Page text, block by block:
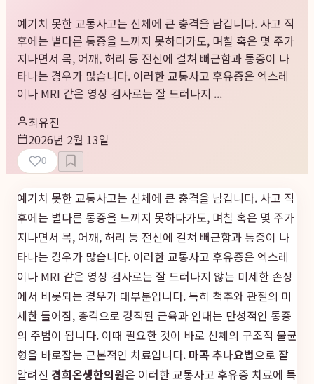
예기치 못한 교통사고는 신체에 큰 충격을 남깁니다. 사고 직
후에는 별다른 통증을 느끼지 못하다가도, 며칠 혹은 몇 주가
지나면서 목, 어깨, 허리 등 전신에 걸쳐 뻐근함과 통증이 나
타나는 경우가 많습니다. 이러한 교통사고 후유증은 엑스레
이나 MRI 같은 영상 검사로는 잘 드러나지 ...
최유진
2026년 2월 13일
0
예기치 못한 교통사고는 신체에 큰 충격을 남깁니다. 사고 직
후에는 별다른 통증을 느끼지 못하다가도, 며칠 혹은 몇 주가
지나면서 목, 어깨, 허리 등 전신에 걸쳐 뻐근함과 통증이 나
타나는 경우가 많습니다. 이러한 교통사고 후유증은 엑스레
이나 MRI 같은 영상 검사로는 잘 드러나지 않는 미세한 손상
에서 비롯되는 경우가 대부분입니다. 특히 척추와 관절의 미
세한 틀어짐, 충격으로 경직된 근육과 인대는 만성적인 통증
의 주범이 됩니다. 이때 필요한 것이 바로 신체의 구조적 불균
형을 바로잡는 근본적인 치료입니다. 마곡 추나요법으로 잘
알려진 경희온생한의원은 이러한 교통사고 후유증 치료에 특